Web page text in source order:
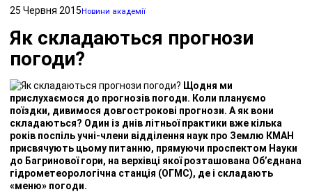
25 Червня 2015Новини академії
Як складаються прогнози
погоди?
Щодня ми
прислухаємося до прогнозів погоди. Коли плануємо
поїздки, дивимося довгострокові прогнози. А як вони
складаються? Один із днів літньої практики вже кілька
років поспіль учні-члени відділення наук про Землю КМАН
присвячують цьому питанню, прямуючи проспектом Науки
до Багринової гори, на верхівці якої розташована Об’єднана
гідрометеорологічна станція (ОГМС), де і складають
«меню» погоди.